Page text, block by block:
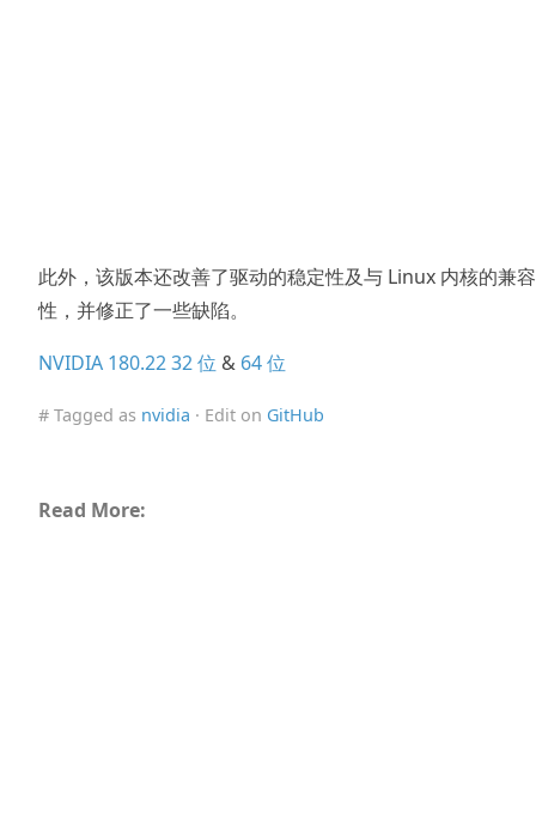
此外，该版本还改善了驱动的稳定性及与 Linux 内核的兼容
性，并修正了一些缺陷。
NVIDIA 180.22 32 位 & 64 位
# Tagged as nvidia · Edit on GitHub
Read More: